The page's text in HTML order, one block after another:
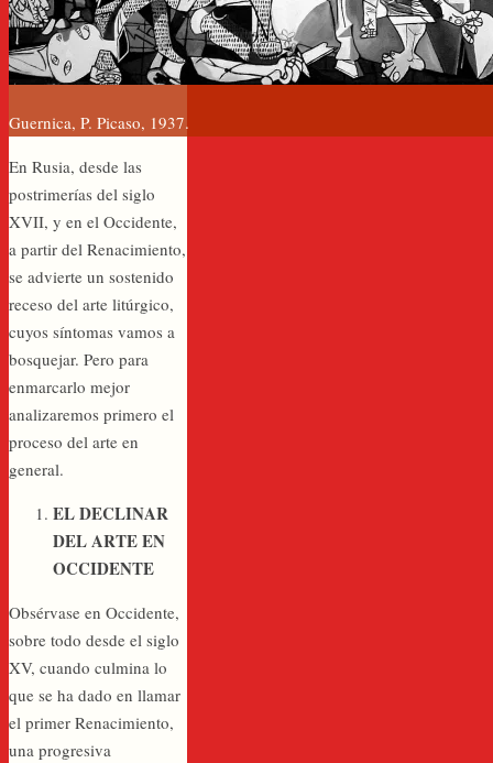
Guernica, P. Picaso, 1937.
En Rusia, desde las
postrimerías del siglo
XVII, y en el Occidente,
a partir del Renacimiento,
se advierte un sostenido
receso del arte litúrgico,
cuyos síntomas vamos a
bosquejar. Pero para
enmarcarlo mejor
analizaremos primero el
proceso del arte en
general.
EL DECLINAR
DEL ARTE EN
OCCIDENTE
Obsérvase en Occidente,
sobre todo desde el siglo
XV, cuando culmina lo
que se ha dado en llamar
el primer Renacimiento,
una progresiva